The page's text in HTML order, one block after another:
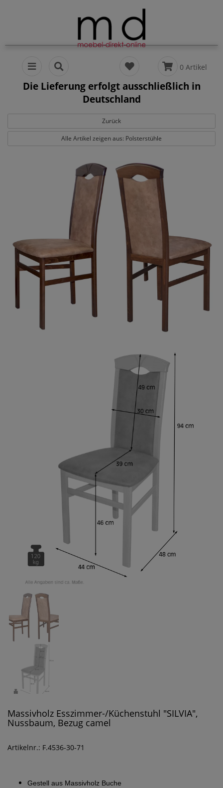
0 Artikel
Die Lieferung erfolgt ausschließlich in
Deutschland
Zurück
Alle Artikel zeigen aus: Polsterstühle
Massivholz Esszimmer-/Küchenstuhl "SILVIA",
Nussbaum, Bezug camel
Artikelnr.: F.4536-30-71
Gestell aus Massivholz Buche